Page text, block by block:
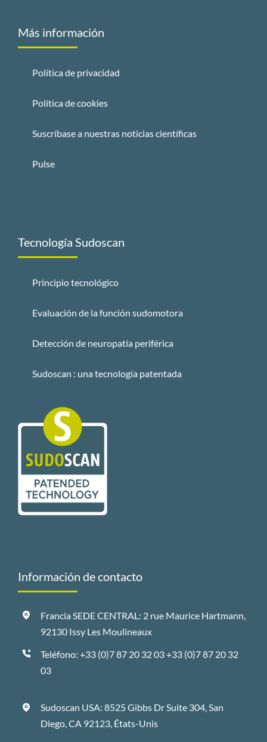
Más información
Política de privacidad
Política de cookies
Suscríbase a nuestras noticias científicas
Pulse
Tecnología Sudoscan
Principio tecnológico
Evaluación de la función sudomotora
Detección de neuropatía periférica
Sudoscan : una tecnología patentada
Información de contacto
Francia SEDE CENTRAL: 2 rue Maurice Hartmann,
92130 Issy Les Moulineaux
Teléfono: +33 (0)7 87 20 32 03+33 (0)7 87 20 32
03
Sudoscan USA: 8525 Gibbs Dr Suite 304, San
Diego, CA 92123, États-Unis